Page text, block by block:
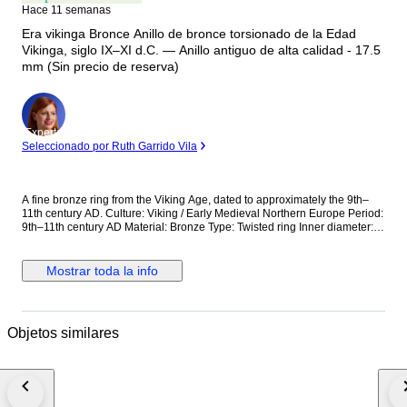
Hace 11 semanas
Era vikinga Bronce Anillo de bronce torsionado de la Edad
Vikinga, siglo IX–XI d.C. — Anillo antiguo de alta calidad - 17.5
mm (Sin precio de reserva)
Experto
Seleccionado por Ruth Garrido Vila
A fine bronze ring from the Viking Age, dated to approximately the 9th–
11th century AD. Culture: Viking / Early Medieval Northern Europe Period:
9th–11th century AD Material: Bronze Type: Twisted ring Inner diameter:
the European antiquities market, from a private collection. The ring is
made in a twisted or rope-like design, a decorative form often associated
profile, with the twisting pattern still visible around the band. The object
yet the twisted structure gives the ring movement and character. This
and visually appealing, giving the piece a strong archaeological look. The
Mostrar toda la info
Objetos similares